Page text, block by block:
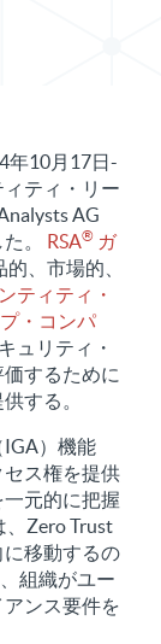
年10月17日-
ティ・リー
AG
。 RSA® ガ
、市場的、
ティティ・
・コンパ
ュリティ・
するために
する。
IGA）機能
ス権を提供
元的に把握
、Zero Trust
移動するの
組織がユー
ンス要件を